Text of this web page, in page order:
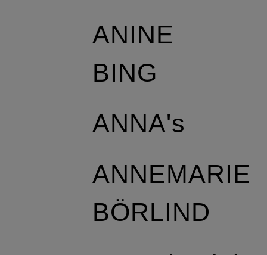
ANINE
BING
ANNA's
ANNEMARIE
BÖRLIND